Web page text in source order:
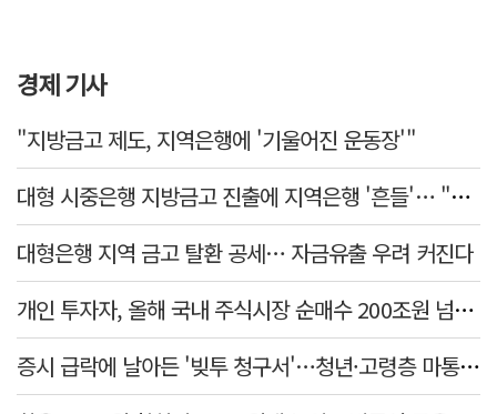
경제 기사
"지방금고 제도, 지역은행에 '기울어진 운동장'"
대형 시중은행 지방금고 진출에 지역은행 '흔들'… "생태계 보호 장치 필요"
대형은행 지역 금고 탈환 공세… 자금유출 우려 커진다
개인 투자자, 올해 국내 주식시장 순매수 200조원 넘었다
증시 급락에 날아든 '빚투 청구서'…청년·고령층 마통 연체↑